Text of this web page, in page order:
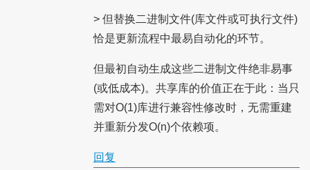
> 但替换二进制文件(库文件或可执行文件)
恰是更新流程中最易自动化的环节。
但最初自动生成这些二进制文件绝非易事
(或低成本)。共享库的价值正在于此：当只
需对O(1)库进行兼容性修改时，无需重建
并重新分发O(n)个依赖项。
回复